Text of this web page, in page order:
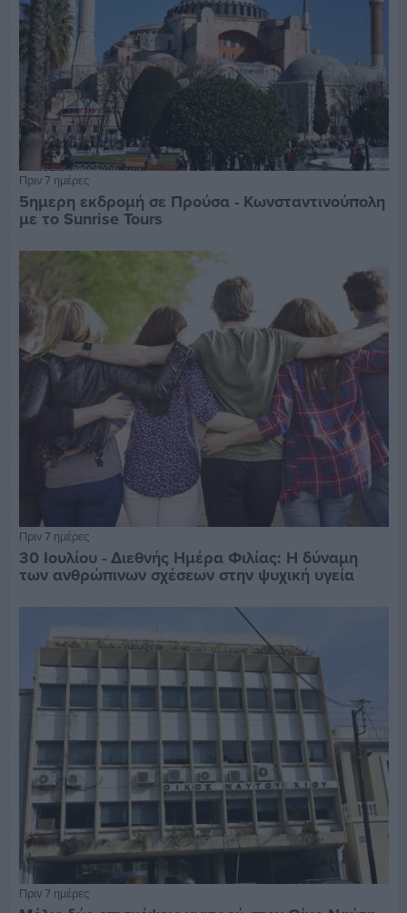
Πριν 7 ημέρες
5ημερη εκδρομή σε Προύσα - Κωνσταντινούπολη
με το Sunrise Tours
Πριν 7 ημέρες
30 Ιουλίου - Διεθνής Ημέρα Φιλίας: Η δύναμη
των ανθρώπινων σχέσεων στην ψυχική υγεία
Πριν 7 ημέρες